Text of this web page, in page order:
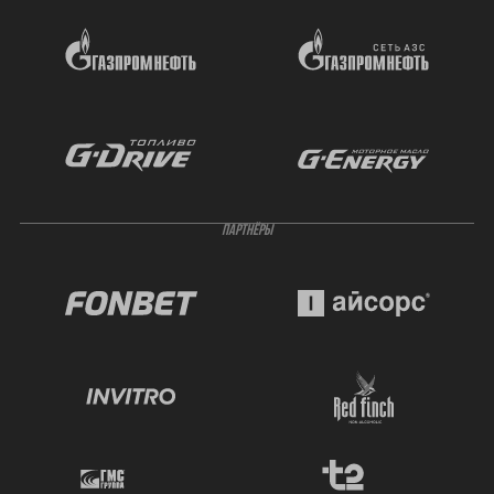
ПАРТНЁРЫ